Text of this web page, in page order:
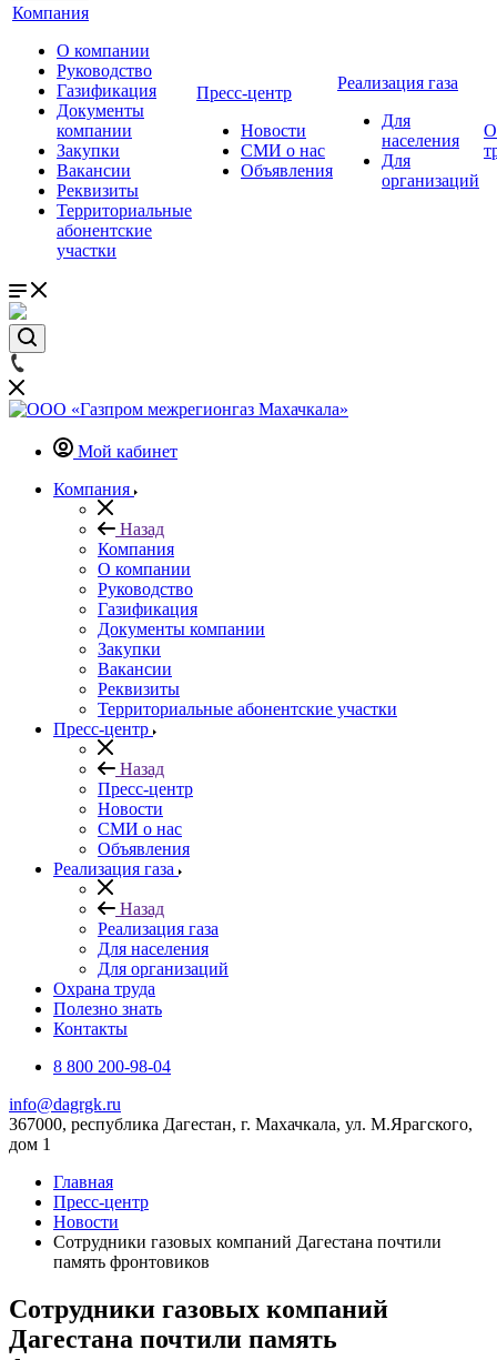
Компания
О компании
Руководство
Газификация
Документы
компании
Закупки
Вакансии
Реквизиты
Территориальные
абонентские
участки
Пресс-центр
Новости
СМИ о нас
Объявления
Реализация газа
Для
населения
Для
организаций
Мой кабинет
Компания
Назад
Компания
О компании
Руководство
Газификация
Документы компании
Закупки
Вакансии
Реквизиты
Территориальные абонентские участки
Пресс-центр
Назад
Пресс-центр
Новости
СМИ о нас
Объявления
Реализация газа
Назад
Реализация газа
Для населения
Для организаций
Охрана труда
Полезно знать
Контакты
8 800 200-98-04
info@dagrgk.ru
367000, республика Дагестан, г. Махачкала, ул. М.Ярагского,
дом 1
Главная
Пресс-центр
Новости
Сотрудники газовых компаний Дагестана почтили
память фронтовиков
Сотрудники газовых компаний
Дагестана почтили память